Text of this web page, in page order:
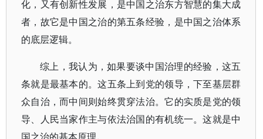
化，又有创新性发展，是中国之治东方智慧的集大成
者，故它是中国之治的第五条经验，是中国之治体系
的底层逻辑。
综上，我认为，如果要谈中国治理的经验，这五
条就是最基本的。这五条上到党的领导，下至基层群
众自治，而中间则始终贯穿法治。它的实质是党的领
导、人民当家作主与依法治国的有机统一。这就是中